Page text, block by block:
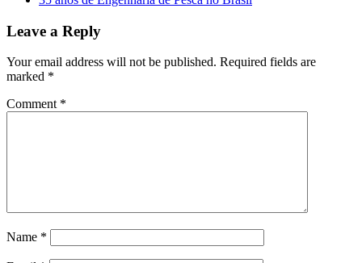
Leave a Reply
Your email address will not be published. Required fields are
marked *
Comment *
Name *